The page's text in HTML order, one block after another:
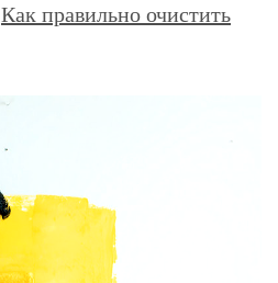
Как правильно очистить